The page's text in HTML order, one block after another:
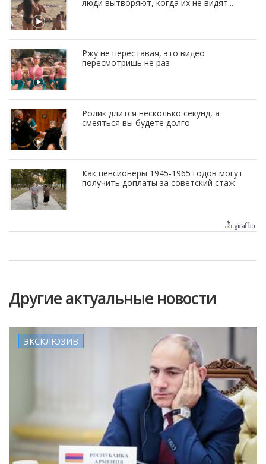
люди вытворяют, когда их не видят...
Ржу не переставая, это видео
пересмотришь не раз
Ролик длится несколько секунд, а
смеяться вы будете долго
Как пенсионеры 1945-1965 годов могут
получить доплаты за советский стаж
Другие актуальные новости
ЭКСКЛЮЗИВ